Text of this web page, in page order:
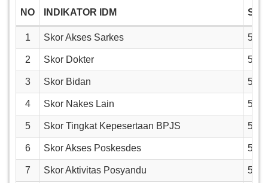
NO INDIKATOR IDM
1 Skor Akses Sarkes 5
2 Skor Dokter 5
3 Skor Bidan 5
4 Skor Nakes Lain 5
5 Skor Tingkat Kepesertaan BPJS 5
6 Skor Akses Poskesdes 5
7 Skor Aktivitas Posyandu 5